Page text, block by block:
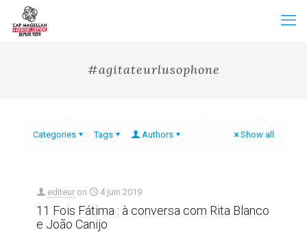
#agitateurlusophone
Categories Tags Authors Show all
editeur on 4 juin 2019
11 Fois Fátima : à conversa com Rita Blanco
e João Canijo